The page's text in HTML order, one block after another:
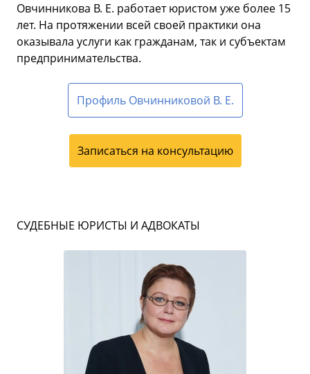
Овчинникова В. Е. работает юристом уже более 15
лет. На протяжении всей своей практики она
оказывала услуги как гражданам, так и субъектам
предпринимательства.
Профиль Овчинниковой В. Е.
Записаться на консультацию
СУДЕБНЫЕ ЮРИСТЫ И АДВОКАТЫ